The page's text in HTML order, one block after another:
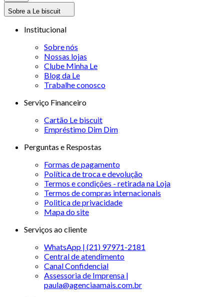
Sobre a Le biscuit
Institucional
Sobre nós
Nossas lojas
Clube Minha Le
Blog da Le
Trabalhe conosco
Serviço Financeiro
Cartão Le biscuit
Empréstimo Dim Dim
Perguntas e Respostas
Formas de pagamento
Política de troca e devolução
Termos e condições - retirada na Loja
Termos de compras internacionais
Politica de privacidade
Mapa do site
Serviços ao cliente
WhatsApp | (21) 97971-2181
Central de atendimento
Canal Confidencial
Assessoria de Imprensa |
paula@agenciaamais.com.br